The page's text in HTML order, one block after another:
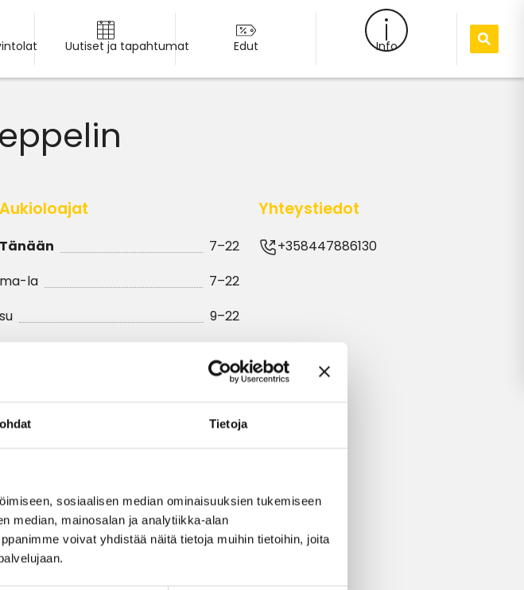
Tietoja
sosiaalisen median ominaisuuksien tukemiseen
median, mainosalan ja analytiikka-alan
voivat yhdistää näitä tietoja muihin tietoihin, joita
Uutiset ja tapahtumat Edut Info
Aukioloajat
Tänään
7–22
ma-la
7–22
su
9–22
Yhteystiedot
+358447886130
Sijainti kauppakeskuksessa